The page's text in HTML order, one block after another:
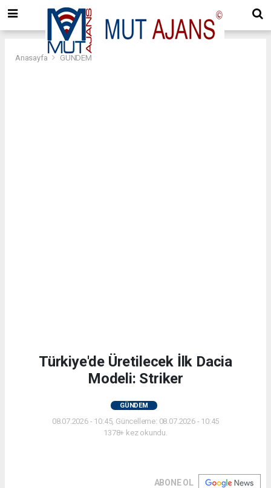
Anasayfa GÜNDEM
Türkiye'de Üretilecek İlk Dacia
Modeli: Striker
GÜNDEM
08.07.2026 - 10:45, Güncelleme: 08.07.2026 - 10:45
1378+ kez okundu.
ABONE OL